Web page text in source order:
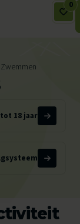
0
18 jaar